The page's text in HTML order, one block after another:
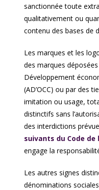
sanctionnée toute
qualitativement ou
contenu des bases de
Les marques et les
des marques
Développement
(AD’OCC) ou par des
imitation ou usage,
distinctifs sans
des interdictions
suivants du Code
engage la
Les autres signes
dénominations